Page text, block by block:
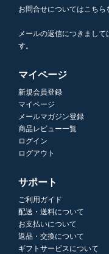
お問合せについてはこちら
メールの返信につきまし
す。
マイページ
新規会員登録
マイページ
メールマガジン登録
商品レビュー一覧
ログイン
ログアウト
サポート
ご利用ガイド
配送・送料について
お支払いについて
返品・交換について
ギフトサービスについて